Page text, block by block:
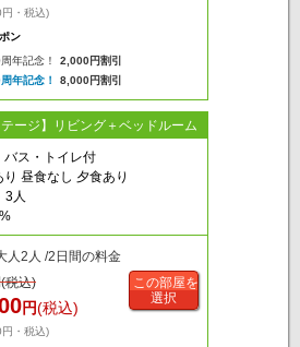
・税込)
ン
年記念！
2,000円割引
年記念！
8,000円割引
テージ】リビング＋ベッドルーム
バス・トイレ付
り 昼食なし 夕食あり
3人
2人 /2日間の料金
(税込)
円(税込)
・税込)
この部屋を
選択